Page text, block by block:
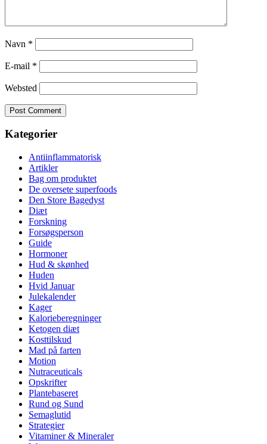
Navn *
E-mail *
Websted
Kategorier
Antiinflammatorisk
Artikler
Bag om produktet
De oversete superfoods
Den Store Bagedyst
Diæt
Forskning
Forsøgsperson
Guide
Hormoner
Hud & skønhed
Huden
Hvid Januar
Julekalender
Kager
Kalorieberegninger
Ketogen diæt
Kosttilskud
Mad på farten
Motion
Nutraceuticals
Opskrifter
Plantebaseret
Rund og Sund
Semaglutid
Strategier
Vitaminer & Mineraler